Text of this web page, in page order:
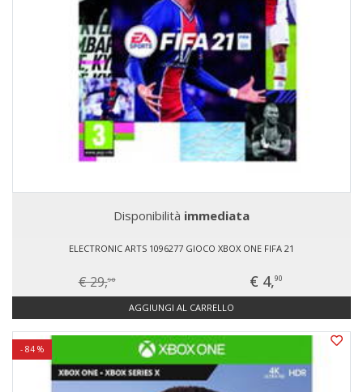
Disponibilità immediata
ELECTRONIC ARTS 1096277 GIOCO XBOX ONE FIFA 21
€ 29,90 € 4,90
AGGIUNGI AL CARRELLO
- 84 %